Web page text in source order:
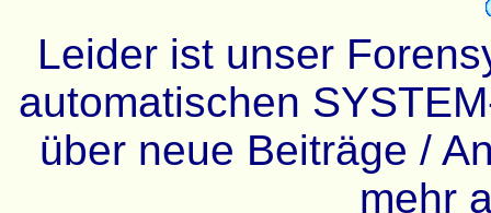
Leider ist unser
automatischen
über neue Beiträge /
mehr